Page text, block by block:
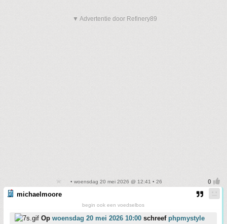
▼ Advertentie door Refinery89
• woensdag 20 mei 2026 @ 12:41 • 26
michaelmoore
begin ook een voedselbos
Op woensdag 20 mei 2026 10:00 schreef phpmystyle